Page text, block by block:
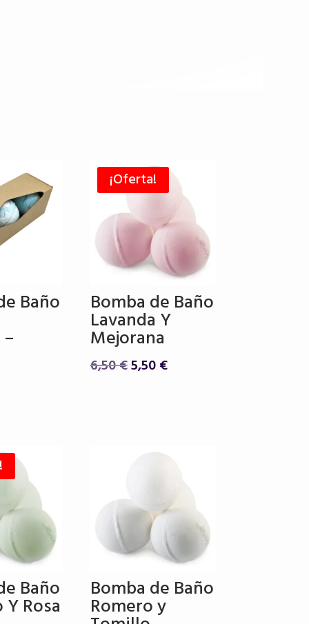
Baño
¡Oferta!
Bomba de Baño
Lavanda Y
Mejorana
6,50€El
5,50€El
Baño
Rosa
Bomba de Baño
Romero y